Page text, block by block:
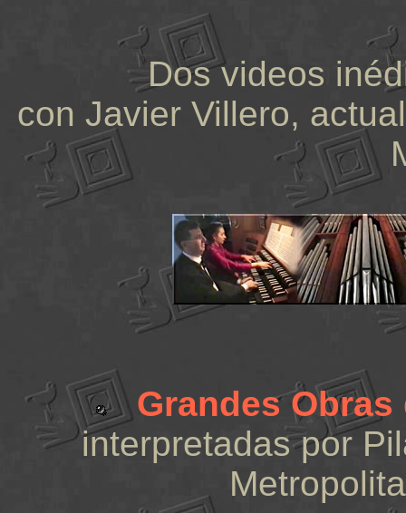
Dos videos
con Javier Villero,
Grandes
interpretadas por